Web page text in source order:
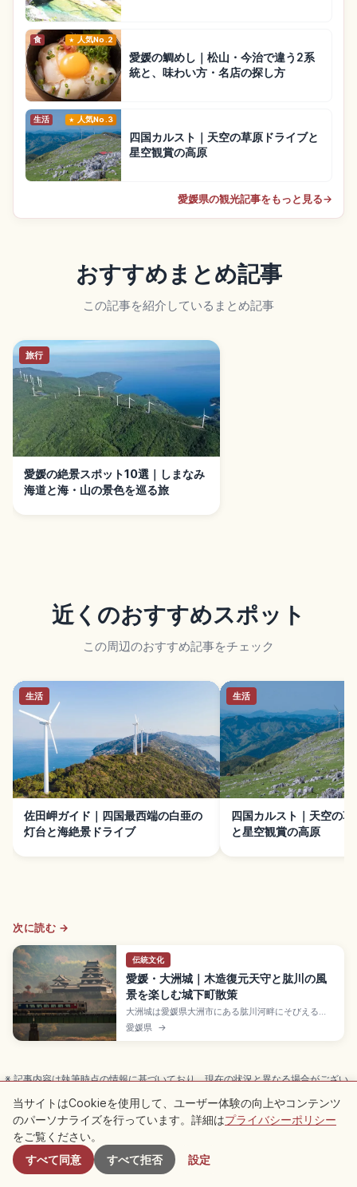
食 人気No.2
愛媛の鯛めし｜松山・今治で違う2系
統と、味わい方・名店の探し方
生活 人気No.3
四国カルスト｜天空の草原ドライブと
星空観賞の高原
愛媛県の観光記事をもっと見る→
おすすめまとめ記事
この記事を紹介しているまとめ記事
旅行
愛媛の絶景スポット10選｜しまなみ
海道と海・山の景色を巡る旅
近くのおすすめスポット
この周辺のおすすめ記事をチェック
生活
佐田岬ガイド｜四国最西端の白亜の
灯台と海絶景ドライブ
生活
四国カルスト｜天空の
と星空観賞の高原
次に読む →
伝統文化
愛媛・大洲城｜木造復元天守と肱川の風
景を楽しむ城下町散策
大洲城は愛媛県大洲市にある肱川河畔にそびえる
「伊予の小京都」のシンボルで、2004年に戦後初の
四重四階の木造復元天守として再建された名城。明
まとめました。
愛媛県 →
※ 記事内容は執筆時点の情報に基づいており、現在の状況と異なる場合がござい
承ください。
PR
本記事には広告（アフィリエイトリンク）を含む場合があります。リンク
を経由したお申込みで運営者が手数料を得ることがあります。
付近のスポット
当サイトはCookieを使用して、ユーザー体験の向上やコンテンツ
のパーソナライズを行っています。詳細はプライバシーポリシー
をご覧ください。
すべて同意
すべて拒否 設定